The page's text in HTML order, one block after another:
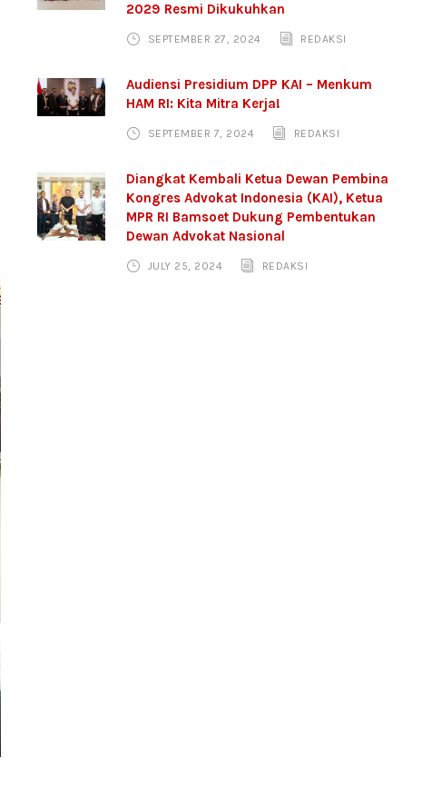
2029 Resmi Dikukuhkan
SEPTEMBER 27, 2024 REDAKSI
Audiensi Presidium DPP KAI – Menkum
HAM RI: Kita Mitra Kerja!
SEPTEMBER 7, 2024 REDAKSI
Diangkat Kembali Ketua Dewan Pembina
Kongres Advokat Indonesia (KAI), Ketua
MPR RI Bamsoet Dukung Pembentukan
Dewan Advokat Nasional
JULY 25, 2024 REDAKSI